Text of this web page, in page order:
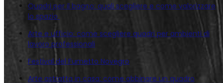
Quadri per il bagno: quali scegliere e come valorizzare
lo spazio
Arte e ufficio: come scegliere quadri per ambienti di
lavoro professionali
Festival del Fumetto Novegro
Arte astratta in casa: come abbinare un quadro